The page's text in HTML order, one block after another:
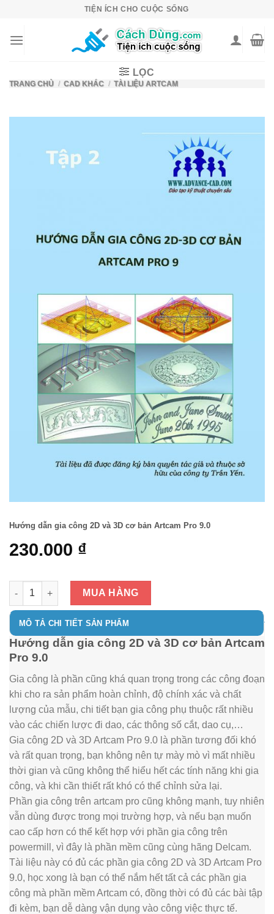
content
TIỆN ÍCH CHO CUỘC SỐNG
LỌC
TRANG CHỦ / CAD KHÁC / TÀI LIỆU ARTCAM
Hướng dẫn gia công 2D và 3D cơ bản Artcam Pro 9.0
230.000 ₫
Hướng dẫn gia công 2D và 3D cơ bản Artcam Pro 9.0 số lượng
MUA HÀNG
MÔ TẢ CHI TIẾT SẢN PHẨM
Hướng dẫn gia công 2D và 3D cơ bản Artcam
Pro 9.0
Gia công là phần cũng khá quan trọng trong các công đoạn
khi cho ra sản phẩm hoàn chỉnh, độ chính xác và chất
lượng của mẫu, chi tiết bạn gia công phụ thuộc rất nhiều
vào các chiến lược đi dao, các thông số cắt, dao cụ,…
Gia công 2D và 3D Artcam Pro 9.0 là phần tương đối khó
và rất quan trọng, bạn không nên tự mày mò vì mất nhiều
thời gian và cũng không thể hiểu hết các tính năng khi gia
công, và khi cần thiết rất khó có thể chỉnh sửa lại.
Phần gia công trên artcam pro cũng không mạnh, tuy nhiên
vẫn dùng được trong mọi trường hợp, và nếu bạn muốn
cao cấp hơn có thể kết hợp với phần gia công trên
powermill, vì đây là phần mềm cũng cùng hãng Delcam.
Tài liệu này có đủ các phần gia công 2D và 3D Artcam Pro
9.0, học xong là bạn có thể nắm hết tất cả các phần gia
công mà phần mềm Artcam có, đồng thời có đủ các bài tập
đi kèm, bạn dễ dàng vận dụng vào công việc thực tế.